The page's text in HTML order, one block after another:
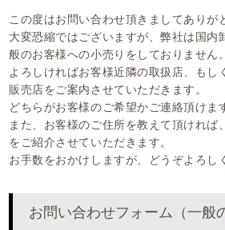
この度はお問い合わせ頂きましてありが
大変恐縮ではございますが、弊社は国内
般のお客様への小売りをしておりません。
よろしければお客様近隣の取扱店、もし
販売店をご案内させていただきます。
どちらがお客様のご希望かご連絡頂けま
また、お客様のご住所を教えて頂ければ
をご紹介させていただきます。
お手数をおかけしますが、どうぞよろし
お問い合わせフォーム（一般